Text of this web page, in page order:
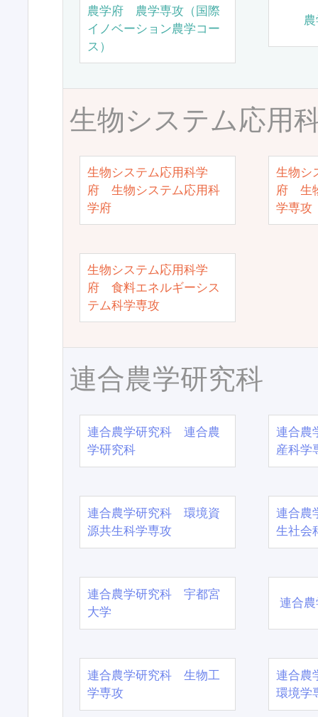
農学府 農学専攻（国際
イノベーション農学コー
ス）
生物システム応用
生物システム応用科学
府 生物システム応用科
学府
生物シ
府 生
学専攻
生物システム応用科学
府 食料エネルギーシス
テム科学専攻
連合農学研究科
連合農学研究科 連合農
学研究科
連合農
産科学
連合農学研究科 環境資
源共生科学専攻
連合農
生社会
連合農学研究科 宇都宮
大学
連合
連合農学研究科 生物工
学専攻
連合農
環境学